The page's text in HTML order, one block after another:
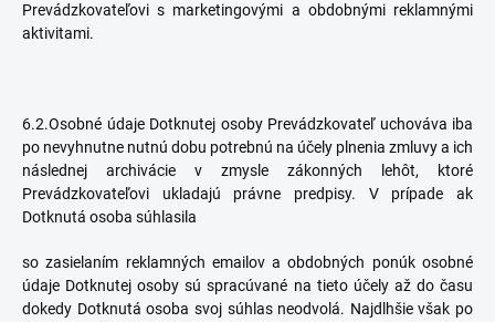
Prevádzkovateľovi s marketingovými a obdobnými reklamnými
aktivitami.
6.2.Osobné údaje Dotknutej osoby Prevádzkovateľ uchováva iba
po nevyhnutne nutnú dobu potrebnú na účely plnenia zmluvy a ich
následnej archivácie v zmysle zákonných lehôt, ktoré
Prevádzkovateľovi ukladajú právne predpisy. V prípade ak
Dotknutá osoba súhlasila
so zasielaním reklamných emailov a obdobných ponúk osobné
údaje Dotknutej osoby sú spracúvané na tieto účely až do času
dokedy Dotknutá osoba svoj súhlas neodvolá. Najdlhšie však po